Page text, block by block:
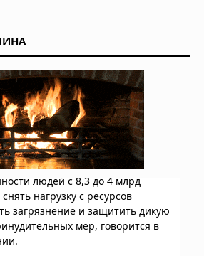
"гробница гигантов"
в 08:27
Следы гигантов: 1,4-
следы
гигантского
человека
в 08:21
в черепе: загадочная
моржа, обнаруженная в
в 08:00